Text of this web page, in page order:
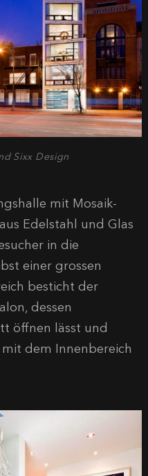
Sixx Design
mit Mosaik-
Edelstahl und Glas
in die
einer grossen
besticht der
dessen
öffnen lässt und
dem Innenbereich